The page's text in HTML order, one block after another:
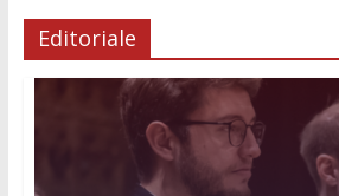
Editoriale